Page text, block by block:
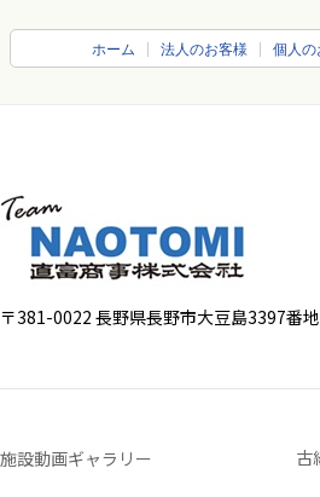
ホーム 法人のお客様 個人の
〒381-0022 長野県長野市大豆島3397番
施設動画ギャラリー
古